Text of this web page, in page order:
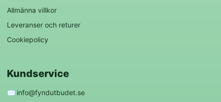
Allmänna villkor
Leveranser och returer
Cookiepolicy
Kundservice
✉️ info@fyndutbudet.se